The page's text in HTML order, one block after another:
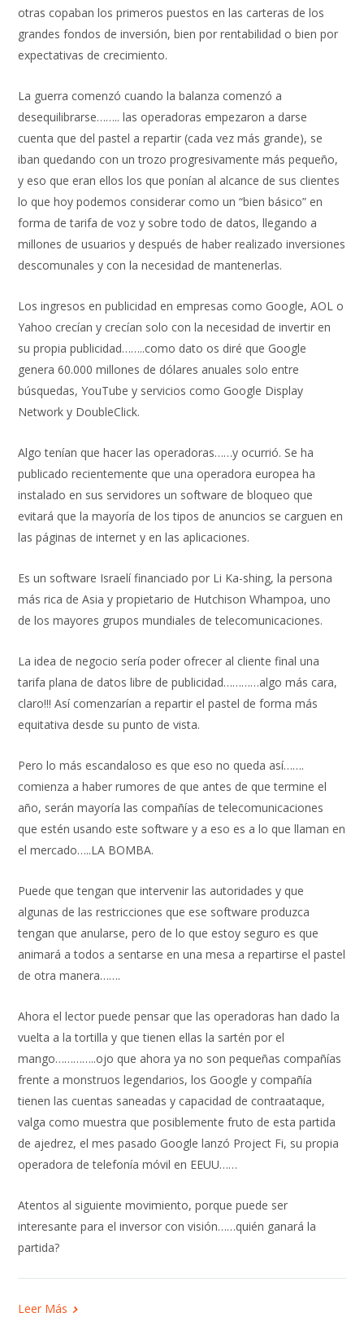
otras copaban los primeros puestos en las carteras de los
grandes fondos de inversión, bien por rentabilidad o bien por
expectativas de crecimiento.
La guerra comenzó cuando la balanza comenzó a
desequilibrarse…….. las operadoras empezaron a darse
cuenta que del pastel a repartir (cada vez más grande), se
iban quedando con un trozo progresivamente más pequeño,
y eso que eran ellos los que ponían al alcance de sus clientes
lo que hoy podemos considerar como un “bien básico” en
forma de tarifa de voz y sobre todo de datos, llegando a
millones de usuarios y después de haber realizado inversiones
descomunales y con la necesidad de mantenerlas.
Los ingresos en publicidad en empresas como Google, AOL o
Yahoo crecían y crecían solo con la necesidad de invertir en
su propia publicidad……..como dato os diré que Google
genera 60.000 millones de dólares anuales solo entre
búsquedas, YouTube y servicios como Google Display
Network y DoubleClick.
Algo tenían que hacer las operadoras……y ocurrió. Se ha
publicado recientemente que una operadora europea ha
instalado en sus servidores un software de bloqueo que
evitará que la mayoría de los tipos de anuncios se carguen en
las páginas de internet y en las aplicaciones.
Es un software Israelí financiado por Li Ka-shing, la persona
más rica de Asia y propietario de Hutchison Whampoa, uno
de los mayores grupos mundiales de telecomunicaciones.
La idea de negocio sería poder ofrecer al cliente final una
tarifa plana de datos libre de publicidad…………algo más cara,
claro!!! Así comenzarían a repartir el pastel de forma más
equitativa desde su punto de vista.
Pero lo más escandaloso es que eso no queda así…….
comienza a haber rumores de que antes de que termine el
año, serán mayoría las compañías de telecomunicaciones
que estén usando este software y a eso es a lo que llaman en
el mercado…..LA BOMBA.
Puede que tengan que intervenir las autoridades y que
algunas de las restricciones que ese software produzca
tengan que anularse, pero de lo que estoy seguro es que
animará a todos a sentarse en una mesa a repartirse el pastel
de otra manera…….
Ahora el lector puede pensar que las operadoras han dado la
vuelta a la tortilla y que tienen ellas la sartén por el
mango…………..ojo que ahora ya no son pequeñas compañías
frente a monstruos legendarios, los Google y compañía
tienen las cuentas saneadas y capacidad de contraataque,
valga como muestra que posiblemente fruto de esta partida
de ajedrez, el mes pasado Google lanzó Project Fi, su propia
operadora de telefonía móvil en EEUU……
Atentos al siguiente movimiento, porque puede ser
interesante para el inversor con visión……quién ganará la
partida?
Leer Más